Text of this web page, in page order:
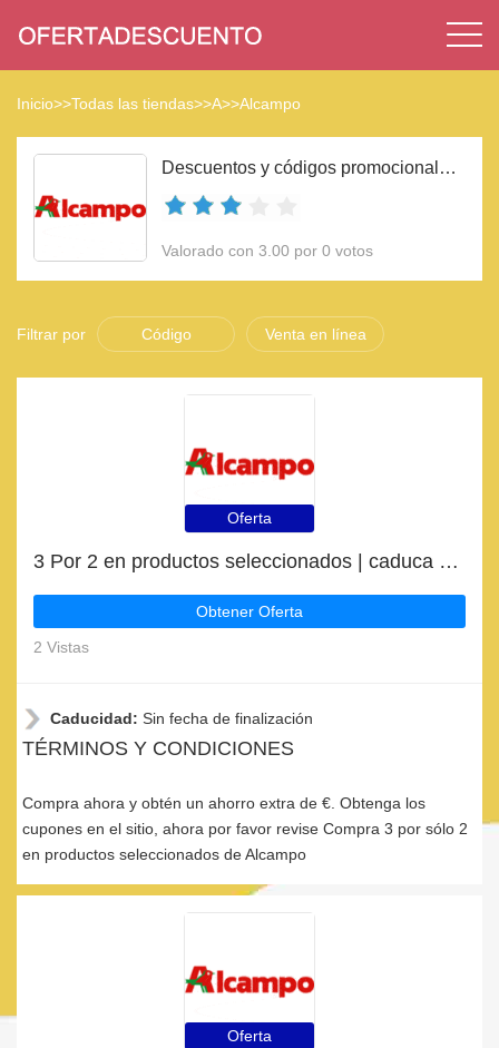
Inicio>>Todas las tiendas>>A>>Alcampo
Descuentos y códigos promocionales Alcampo 2023
Valorado con 3.00 por 0 votos
Filtrar por Código Venta en línea
Oferta
3 Por 2 en productos seleccionados | caduca pronto
Obtener Oferta
2 Vistas
Caducidad: Sin fecha de finalización
TÉRMINOS Y CONDICIONES
Compra ahora y obtén un ahorro extra de €. Obtenga los
cupones en el sitio, ahora por favor revise Compra 3 por sólo 2
en productos seleccionados de Alcampo
Oferta